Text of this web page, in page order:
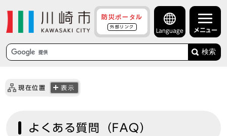
防災ポータル
外部リンク
Language メニュー
検索
現在位置 表示
よくある質問（FAQ）